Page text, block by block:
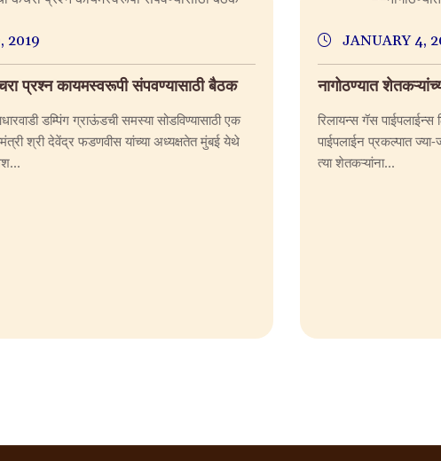
2019
प्रश्न कायमस्वरूपी संपवण्यासाठी बैठक
डम्पिंग ग्राऊंडची समस्या सोडविण्यासाठी एक
श्री देवेंद्र फडणवीस यांच्या अध्यक्षतेत मुंबई येथे
JANUARY 4,
नागोठण्यात
रिलायन्स गॅस
पाईपलाईन प्रकल्पात
त्या शेतकऱ्यांना...